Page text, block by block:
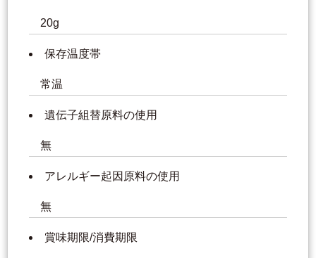
20g
保存温度帯
常温
遺伝子組替原料の使用
無
アレルギー起因原料の使用
無
賞味期限/消費期限